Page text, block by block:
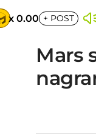
x 0.00 + POST
Mars